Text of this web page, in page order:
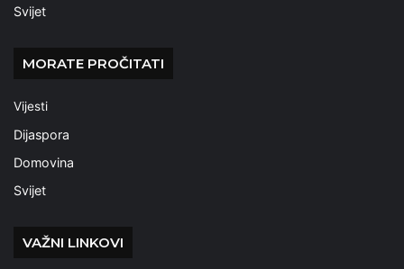
Svijet
MORATE PROČITATI
Vijesti
Dijaspora
Domovina
Svijet
VAŽNI LINKOVI